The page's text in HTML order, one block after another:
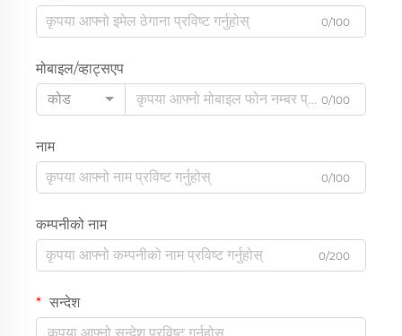
0/100
मोबाइल/व्हाट्सएप
कोड
0/100
नाम
0/100
कम्पनीको नाम
0/200
सन्देश